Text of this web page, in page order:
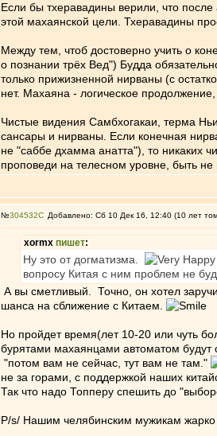
Если бы тхеравадины верили, что
этой махаянской цели. Тхеравадины
Между тем, чтоб достоверно учить о
о познании трёх Вед") Будда
только прижизненной нирваны (с
нет. Махаяна - логическое
Чистые видения Самбхогакаи, терма
сансары и нирваны. Если конечная
не "саббе дхамма анатта"), то никаких
проповеди на телесном уровне, быть не
№304532 Добавлено: Сб 10 Дек 16, 12:40 (10 лет
xormx пишет:
Ну это от догматизма.
вопросу Китая с ним проблем не
А вы сметливый. Точно, он хотел
шанса на сближение с Китаем.
Но пройдет время(лет 10-20 или чуть
бурятами махаянцами автоматом
"потом вам не сейчас, тут вам не там."
не за горами, с поддержкой наших
Так что надо Топперу спешить до
P/s/ Нашим челябинским мужикам